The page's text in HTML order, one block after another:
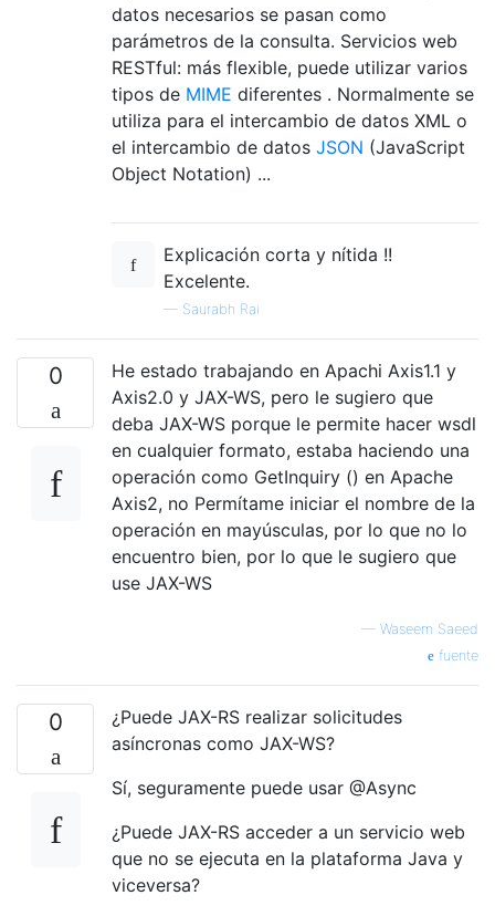
datos necesarios se pasan como
parámetros de la consulta. Servicios web
RESTful: más flexible, puede utilizar varios
tipos de MIME diferentes . Normalmente se
utiliza para el intercambio de datos XML o
el intercambio de datos JSON (JavaScript
Object Notation) ...
Explicación corta y nítida !!
Excelente.
— Saurabh Rai
0
He estado trabajando en Apachi Axis1.1 y
Axis2.0 y JAX-WS, pero le sugiero que
deba JAX-WS porque le permite hacer wsdl
en cualquier formato, estaba haciendo una
operación como GetInquiry () en Apache
Axis2, no Permítame iniciar el nombre de la
operación en mayúsculas, por lo que no lo
encuentro bien, por lo que le sugiero que
use JAX-WS
— Waseem Saeed
fuente
0
¿Puede JAX-RS realizar solicitudes
asíncronas como JAX-WS?
Sí, seguramente puede usar @Async
¿Puede JAX-RS acceder a un servicio web
que no se ejecuta en la plataforma Java y
viceversa?